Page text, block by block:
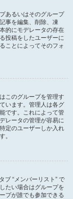
あるいはそのグループ
事を編集、削除、凍
的にモデレータの存在
投稿をしたユーザーに
ことによってそのフォ
このグループを管理す
います。管理人は各グ
です。これによって管
レータの管理が容易に
定のユーザーしか入れ
。
ブ “メンバーリスト” で
たい場合はグループを
プが誰でも参加できる